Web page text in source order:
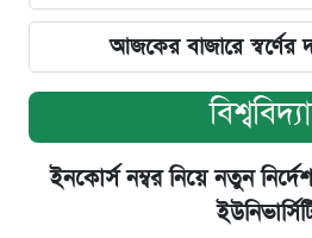
আজকের বাজারে
ইনকোর্স নম্বর নিয়ে নতুন